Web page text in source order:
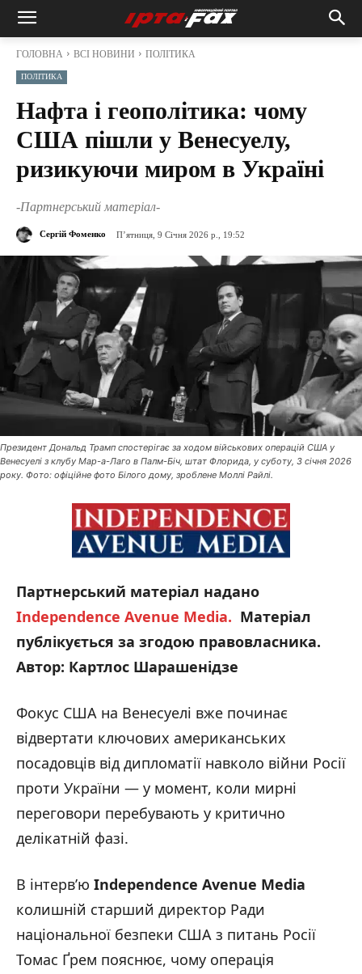
ГОЛОВНА ВСІ НОВИНИ ПОЛІТИКА
ПОЛІТИКА
Нафта і геополітика: чому
США пішли у Венесуелу,
ризикуючи миром в Україні
-Партнерський матеріал-
Сергій Фоменко П’ятниця, 9 Січня 2026 р., 19:52
Президент Дональд Трамп спостерігає за ходом військових операцій США у
Венесуелі з клубу Мар-а-Лаго в Палм-Біч, штат Флорида, у суботу, 3 січня 2026
року. Фото: офіційне фото Білого дому, зроблене Моллі Райлі.
Партнерський матеріал надано
Independence Avenue Media. Матеріал
публікується за згодою правовласника.
Автор: Картлос Шарашенідзе
Фокус США на Венесуелі вже починає
відвертати ключових американських
посадовців від дипломатії навколо війни Росії
проти України — у момент, коли мирні
переговори перебувають у критично
делікатній фазі.
В інтерв’ю Independence Avenue Media
колишній старший директор Ради
національної безпеки США з питань Росії
Томас Ґрем пояснює, чому операція